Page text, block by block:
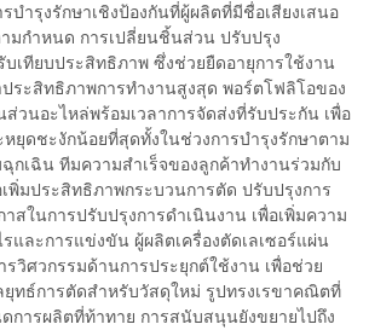
บำรุงรักษาเชิงป้องกันที่ผู้ผลิตที่มีชื่อเสียงเสนอ
มกำหนด การเปลี่ยนชิ้นส่วน ปรับปรุง
เทียบประสิทธิภาพ ซึ่งช่วยยืดอายุการใช้งาน
ระสิทธิภาพการทำงานสูงสุด พอร์ตโฟลิโอของ
วนอะไหล่พร้อมเวลาการจัดส่งที่รับประกัน เพื่อ
ยุดชะงักน้อยที่สุดทั้งในช่วงการบำรุงรักษาตาม
กเฉิน ทีมความสำเร็จของลูกค้าทำงานร่วมกับ
พิ่มประสิทธิภาพกระบวนการตัด ปรับปรุงการ
สในการปรับปรุงการดำเนินงาน เพื่อเพิ่มความ
และการแข่งขัน ผู้ผลิตเครื่องตัดเลเซอร์แผ่น
วิศวกรรมด้านการประยุกต์ใช้งาน เพื่อช่วย
ทธ์การตัดสำหรับวัสดุใหม่ รูปทรงเรขาคณิตที่
ารผลิตที่ท้าทาย การสนับสนุนยังขยายไปถึง